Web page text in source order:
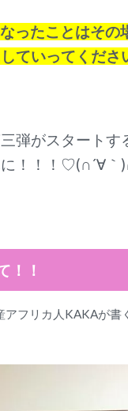
ったことはその
ていってくださ
弾がスタートす
！！！♡(∩´∀｀
！！
アフリカ人KAKAが書